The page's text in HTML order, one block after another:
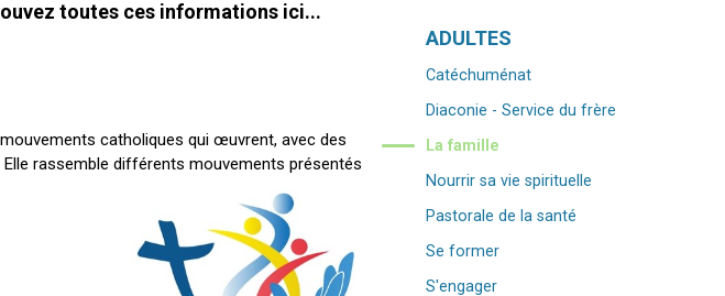
Navigation
ADULTES
Catéchuménat
Diaconie - Service du frère
La famille
Nourrir sa vie spirituelle
Pastorale de la santé
Se former
S'engager
toutes ces informations ici...
catholiques qui œuvrent, avec des
rassemble différents mouvements présentés